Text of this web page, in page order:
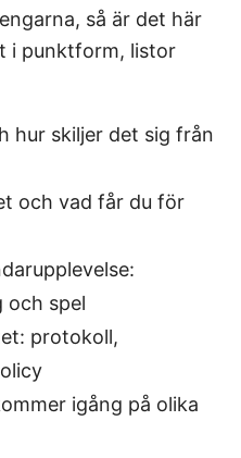
så är det här
i punktform, listor
hur skiljer det sig från
och vad får du för
och spel
protokoll,
igång på olika